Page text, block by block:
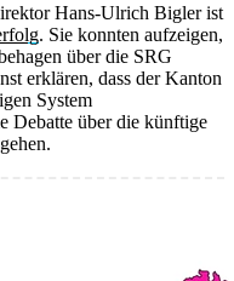
Hans-Ulrich Bigler ist
. Sie konnten aufzeigen,
über die SRG
erklären, dass der Kanton
System
Debatte über die künftige